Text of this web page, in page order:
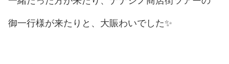
御一行様が来たりと、大賑わいでした✨